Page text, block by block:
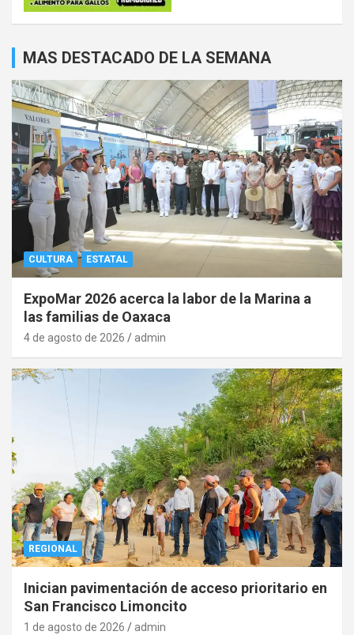
MAS DESTACADO DE LA SEMANA
CULTURA ESTATAL
ExpoMar 2026 acerca la labor de la Marina a
las familias de Oaxaca
4 de agosto de 2026 admin
REGIONAL
Inician pavimentación de acceso prioritario en
San Francisco Limoncito
1 de agosto de 2026 admin